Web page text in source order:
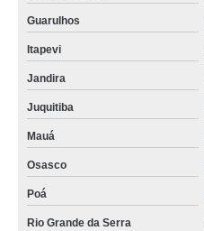
Guarulhos
Itapevi
Jandira
Juquitiba
Mauá
Osasco
Poá
Rio Grande da Serra